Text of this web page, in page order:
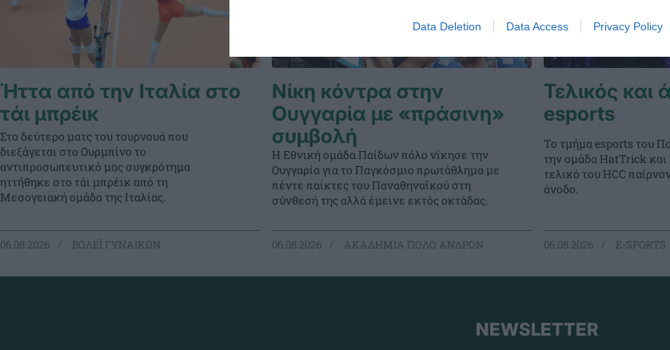
Data Deletion Data Access Privacy Policy
Ήττα από την Ιταλία στο
τάι μπρέικ
Στο δεύτερο ματς του τουρνουά που
διεξάγεται στο Ουρμπίνο το
αντιπροσωπευτικό μας συγκρότημα
ηττήθηκε στο τάι μπρέικ από τη
Μεσογειακή ομάδα της Ιταλίας.
06.08.2026 ΒΟΛΕΪ ΓΥΝΑΙΚΩΝ
Νίκη κόντρα στην
Ουγγαρία με «πράσινη»
συμβολή
Η Εθνική ομάδα Παίδων πόλο νίκησε την
Ουγγαρία για το Παγκόσμιο πρωτάθλημα με
πέντε παίκτες του Παναθηναϊκού στη
σύνθεσή της αλλά έμεινε εκτός οκτάδας.
06.08.2026 ΑΚΑΔΗΜΙΑ ΠΟΛΟ ΑΝΔΡΩΝ
Τελικός και
esports
Το τμήμα esports του
την ομάδα HatTrick
τελικό του HCC
άνοδο.
06.08.2026 E-SPORTS
NEWSLETTER